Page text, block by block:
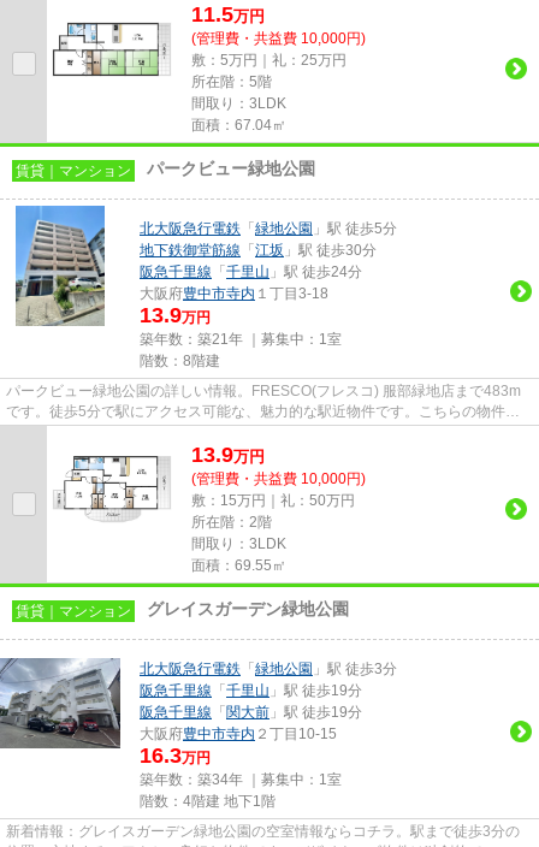
11.5万円
(管理費・共益費 10,000円)
敷：5万円｜礼：25万円
所在階：5階
間取り：3LDK
面積：67.04㎡
賃貸｜マンション パークビュー緑地公園
北大阪急行電鉄 「 緑地公園 」駅 徒歩5分
地下鉄御堂筋線 「 江坂 」駅 徒歩30分
阪急千里線 「 千里山 」駅 徒歩24分
大阪府豊中市寺内 １丁目3-18
13.9万円
築年数：築21年 ｜募集中： 1室
階数：8階建
パークビュー緑地公園の詳しい情報。FRESCO(フレスコ) 服部緑地店まで483m
です。徒歩5分で駅にアクセス可能な、魅力的な駅近物件です。こちらの物件は
13.9万円
(管理費・共益費 10,000円)
敷：15万円｜礼：50万円
所在階：2階
間取り：3LDK
面積：69.55㎡
賃貸｜マンション グレイスガーデン緑地公園
北大阪急行電鉄 「 緑地公園 」駅 徒歩3分
阪急千里線 「 千里山 」駅 徒歩19分
阪急千里線 「 関大前 」駅 徒歩19分
大阪府豊中市寺内 ２丁目10-15
16.3万円
築年数：築34年 ｜募集中： 1室
階数：4階建 地下1階
新着情報：グレイスガーデン緑地公園の空室情報ならコチラ。駅まで徒歩3分の